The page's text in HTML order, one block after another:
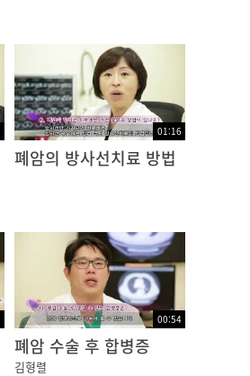
01:16
폐암의 방사선치료 방법
00:54
폐암 수술 후 합병증
김형렬